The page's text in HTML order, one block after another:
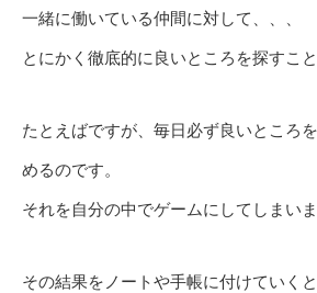
一緒に働いている仲間に対して、、、
とにかく徹底的に良いところを探すこと
たとえばですが、毎日必ず良いところ
めるのです。
それを自分の中でゲームにしてしまいま
その結果をノートや手帳に付けていく